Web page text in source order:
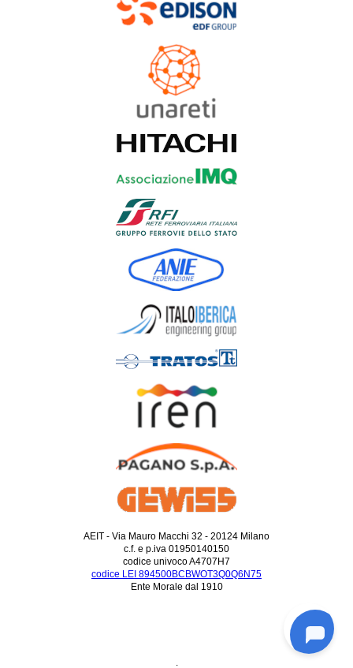
AEIT - Via Mauro Macchi 32 - 20124 Milano
c.f. e p.iva 01950140150
codice univoco A4707H7
codice LEI 894500BCBWOT3Q0Q6N75
Ente Morale dal 1910
.